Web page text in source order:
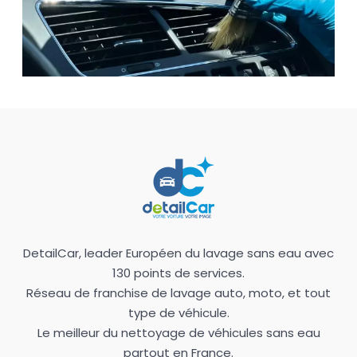
DetailCar, leader Européen du lavage sans eau avec
130 points de services.
Réseau de franchise de lavage auto, moto, et tout
type de véhicule.
Le meilleur du nettoyage de véhicules sans eau
partout en France.